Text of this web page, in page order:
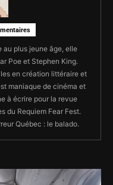
au plus jeune âge, elle
Poe et Stephen King.
en création littéraire et
maniaque de cinéma et
à écrire pour la revue
du Requiem Fear Fest.
Québec : le balado.